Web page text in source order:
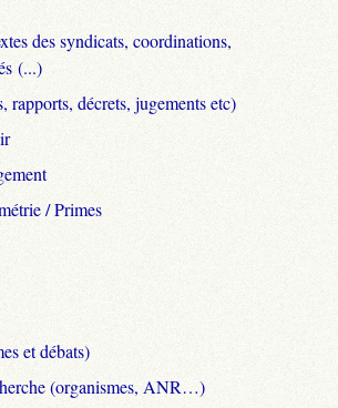
des syndicats, coordinations,
(...)
rapports, décrets, jugements etc)
/ Primes
et débats)
(organismes, ANR…)